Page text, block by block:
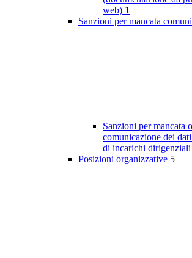
web) 1
Sanzioni per mancata
Sanzioni per mancata
comunicazione dei
di incarichi dirigenziali
Posizioni organizzative 5